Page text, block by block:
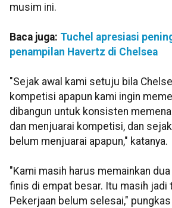
musim ini.
Baca juga: Tuchel apresiasi
penampilan Havertz di Chelsea
"Sejak awal kami setuju bila
kompetisi apapun kami ingin
dibangun untuk konsisten
dan menjuarai kompetisi, dan
belum menjuarai apapun," katanya.
"Kami masih harus memainkan
finis di empat besar. Itu masih jadi
Pekerjaan belum selesai,"